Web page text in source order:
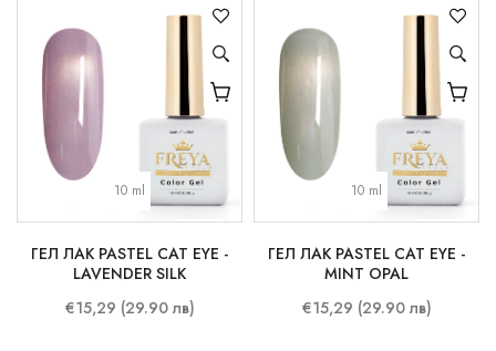
10 ml
ГЕЛ ЛАК PASTEL CAT EYE -
LAVENDER SILK
€15,29 (29.90 лв)
10 ml
ГЕЛ ЛАК PASTEL CAT EYE -
MINT OPAL
€15,29 (29.90 лв)